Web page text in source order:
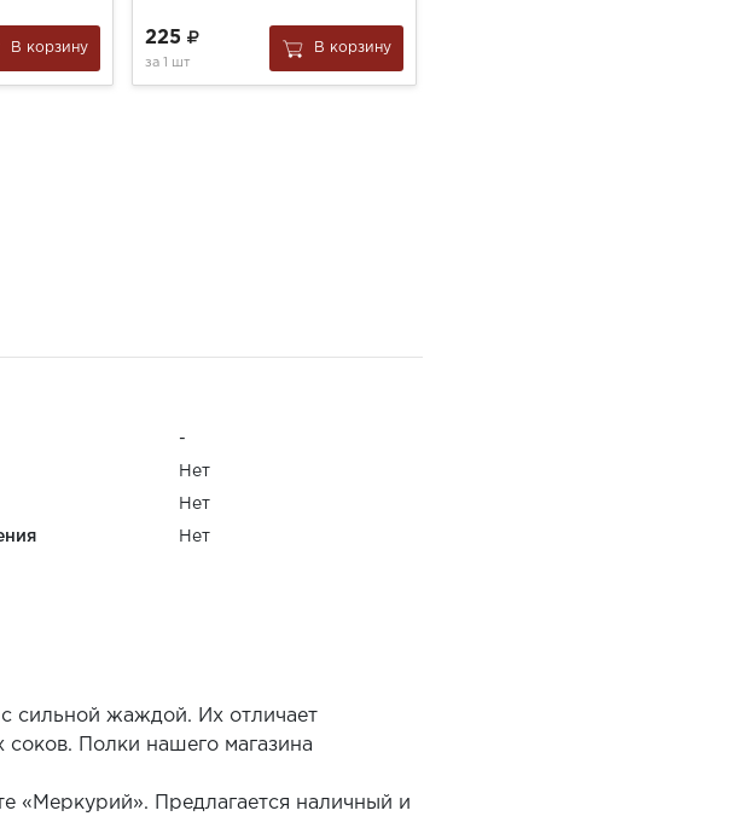
В корзину
225
за 1 шт
В корзину
-
Нет
Нет
Нет
с сильной жаждой. Их отличает
соков. Полки нашего магазина
«Меркурий». Предлагается наличный и